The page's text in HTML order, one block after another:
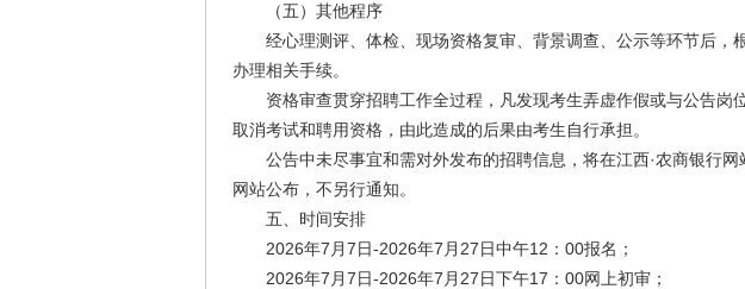
（五）其他程序
经心理测评、体检、现场资格复审、背景调查、公示等环节后，根
办理相关手续。
资格审查贯穿招聘工作全过程，凡发现考生弄虚作假或与公告岗
取消考试和聘用资格，由此造成的后果由考生自行承担。
公告中未尽事宜和需对外发布的招聘信息，将在江西·农商银行网
网站公布，不另行通知。
五、时间安排
2026年7月7日-2026年7月27日中午12：00报名；
2026年7月7日-2026年7月27日下午17：00网上初审；